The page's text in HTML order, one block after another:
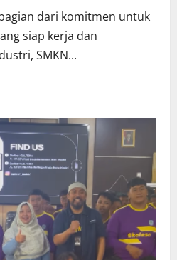
bagian dari komitmen untuk
siap kerja dan
SMKN...